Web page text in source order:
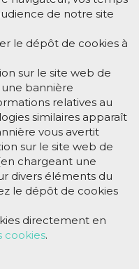
de notre site
le dépôt de cookies à
sur le site web de
une bannière
relatives au
similaires apparaît
vous avertit
sur le site web de
chargeant une
divers éléments du
le dépôt de cookies
directement en
cookies.